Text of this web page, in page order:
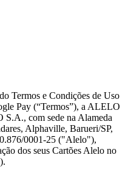
Termos e Condições de Uso
Pay (“Termos”), a ALELO
com sede na Alameda
Alphaville, Barueri/SP,
0001-25 ("Alelo"),
dos seus Cartões Alelo no